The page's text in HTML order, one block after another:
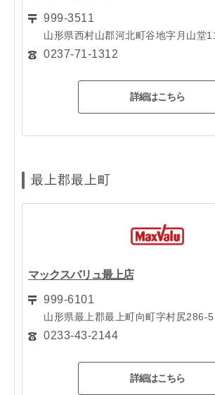
999-3511
山形県西村山郡河北町谷地字月山堂
0237-71-1312
詳細はこちら
最上郡最上町
マックスバリュ最上店
999-6101
山形県最上郡最上町向町字村尻286-5
0233-43-2144
詳細はこちら